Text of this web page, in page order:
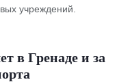
учреждений.
в Гренаде и за